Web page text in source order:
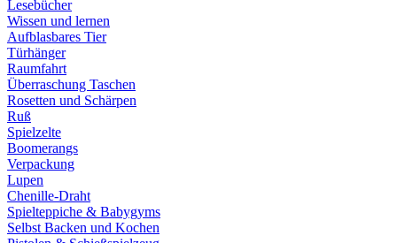
Lesebücher
Wissen und lernen
Aufblasbares Tier
Türhänger
Raumfahrt
Überraschung Taschen
Rosetten und Schärpen
Ruß
Spielzelte
Boomerangs
Verpackung
Lupen
Chenille-Draht
Spielteppiche & Babygyms
Selbst Backen und Kochen